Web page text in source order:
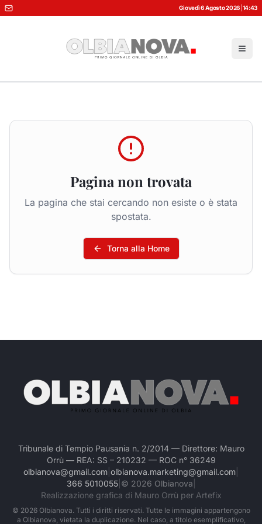
Giovedì 6 Agosto 2026 14:43
Pagina non trovata
La pagina che stai cercando non esiste o è stata
spostata.
Torna alla Home
Tribunale di Tempio Pausania n. 2/2014 — Direttore: Mauro
Orrù — REA: SS – 210232 — ROC n° 36249
olbianova@gmail.com olbianova.marketing@gmail.com
366 5010055| © 2026 Olbianova
Realizzazione grafica di Mauro Orrù per Artefix
© 2026Olbianova. Tutti i diritti riservati. Tutte le immagini appartengono
a Olbianova, vietata la duplicazione. Nel caso, a titolo esemplificativo,